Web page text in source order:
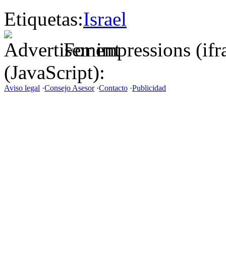
Etiquetas:Israel
For impressions
(JavaScript):
Aviso legal ·Consejo Asesor·Contacto ·Publicidad